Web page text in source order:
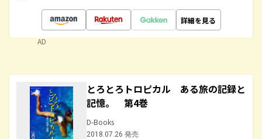
詳細を見る
AD
とろとろトロピカル ある旅の記録と
記憶。 第4巻
D-Books
2018.07.26 発売